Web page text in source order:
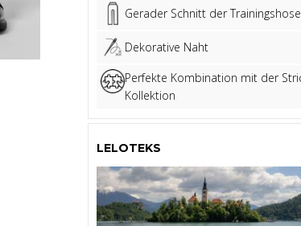
Gerader Schnitt der Trainingshose
Dekorative Naht
Perfekte Kombination mit der
Kollektion
LELOTEKS